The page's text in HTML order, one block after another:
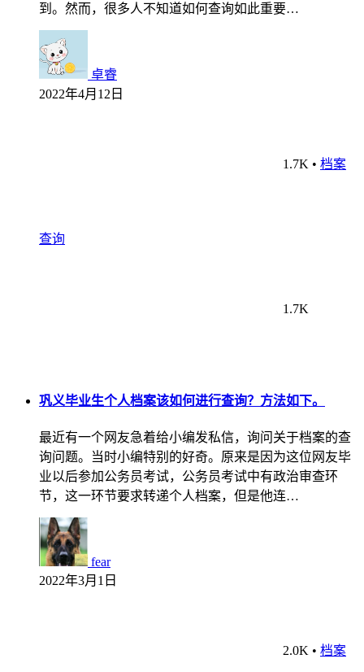
到。然而，很多人不知道如何查询如此重要…
卓睿
2022年4月12日
1.7K • 档案
查询
1.7K
巩义毕业生个人档案该如何进行查询？方法如下。
最近有一个网友急着给小编发私信，询问关于档案的查
询问题。当时小编特别的好奇。原来是因为这位网友毕
业以后参加公务员考试，公务员考试中有政治审查环
节，这一环节要求转递个人档案，但是他连…
fear
2022年3月1日
2.0K • 档案